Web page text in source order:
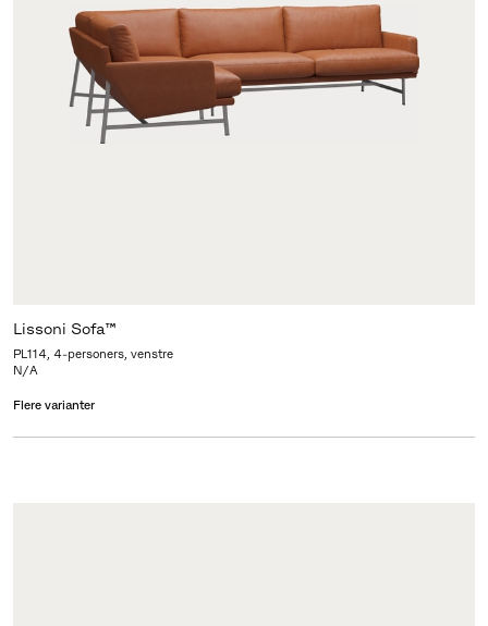
Lissoni Sofa™
PL114, 4-personers, venstre
N/A
Flere varianter